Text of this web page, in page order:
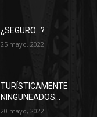
¿SEGURO…?
25 mayo, 2022
TURÍSTICAMENTE
NINGUNEADOS…
20 mayo, 2022